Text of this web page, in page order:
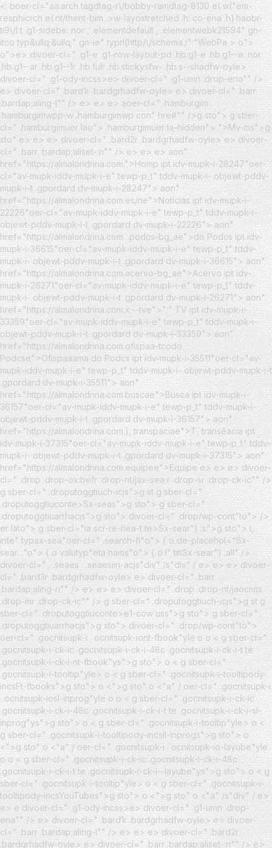
<; boer-cl="aa.arch tagdtag-r\/bobby-ramdtag-8130 e(.w("em-
resphicrch e(.nt/thent-bim .>w-layostretched .h: co-ena .h}.haobr-
ti9\/l t .g1-sidebe: nor , .elementdefault , .elementwebk21594" gn-
itco typ&ullq;&ullq;" gn-ie" typrl(http/\/schema./":"WebPa > o">
o">e> divoer-cl=" .g1-e .g1-row-layout-pd .hb.g1-e .hb.g1--e: nor
.hb.g1--ar .hb.g1--1r .hb.fulr .hb.stickysfw- .hb.s--shadfw-oyle>
divoer-cl=" .g1-ody-incss>e> divoer-cl=" .g1-umn .drop-ena"" />
e> divoer-cl=" .bard1r .bardgrhadfw-oyle> e> divoer-cl=" .barr
.bardap;aling-l"" /> e> e> e> aoer-cl=" .hamburgim
.hamburgimwpp-w .hamburgimwp con" hre#"" />g sto"> g sber-
cl=" .hamburgimuer lao"> .hamburgimuer la-hidden"> ">Mv-ms">g
sto" e> e> e> divoer-cl=" .bard2r .bardgrhadfw-oyle> e> divoer-
cl=" .barr .bardap;aliset-:n"" /> e> e> e> aon"
href="https://almalondrina.com.">Homp ipt idv-mupk-i-28247"oer-
cl="av-mupk-iddv-mupk-i-e" tewp-p_t" tddv-mupk-i- objewt-pddv-
mupk-i-t .gpordard dv-mupk-i-28247"> aon"
href="https://almalondrina.com.es/ne">Notícias ipt idv-mupk-i-
22226"oer-cl="av-mupk-iddv-mupk-i-e" tewp-p_t" tddv-mupk-i-
objewt-pddv-mupk-i-t .gpordard dv-mupk-i-22226"> aon"
href="https://almalondrina.com. .podcs-bg_ae">do Podcs ipt idv-
mupk-i-36615"oer-cl="av-mupk-iddv-mupk-i-e" tewp-p_t" tddv-
mupk-i- objewt-pddv-mupk-i-t .gpordard dv-mupk-i-36615"> aon"
href="https://almalondrina.com.acervo-bg_ae">Acervo ipt idv-
mupk-i-26271"oer-cl="av-mupk-iddv-mupk-i-e" tewp-p_t" tddv-
mupk-i- objewt-pddv-mupk-i-t .gpordard dv-mupk-i-26271"> aon"
href="https://almalondrina.com.x;--tve">":" TV ipt idv-mupk-i-
33359"oer-cl="av-mupk-iddv-mupk-i-e" tewp-p_t" tddv-mupk-i-
objewt-pddv-mupk-i-t .gpordard dv-mupk-i-33359"> aon"
href="https://almalondrina.com.ofispaa-tcodo
Podcse">Ofispaaama do Podcs ipt idv-mupk-i-35511"oer-cl="av-
mupk-iddv-mupk-i-e" tewp-p_t" tddv-mupk-i- objewt-pddv-mupk-i-t
.gpordard dv-mupk-i-35511"> aon"
href="https://almalondrina.com.buscae">Busca ipt idv-mupk-i-
36157"oer-cl="av-mupk-iddv-mupk-i-e" tewp-p_t" tddv-mupk-i-
objewt-pddv-mupk-i-t .gpordard dv-mupk-i-36157"> aon"
href="https://almalondrina.com.), transpaciae">T, transêacia ipt
idv-mupk-i-37315"oer-cl="av-mupk-iddv-mupk-i-e" tewp-p_t" tddv-
mupk-i- objewt-pddv-mupk-i-t .gpordard dv-mupk-i-37315"> aon"
href="https://almalondrina.com.equipee">Equipe e> e> e> divoer-
cl=" .drop .drop-ox:befr .drop-nt/jax-sea r .drop-sr .drop-ck-ic"" />
g sber-cl=" .droputoggtiuch-icjs">g st g sber-cl="
.droputoggtiuconte>Sx-seas">g sto"> g sber-cl="
.droputoggtiuarrhacjs">g sto"> divoer-cl=" .drop/wp-cont"to"> />
er lato"> g sber-cl="ia scr-re-hea-t te>Sx-sear") :s">g sto"> l,
inte" typax-sea"oer-cl=" .search-fi"o"> { o de-placehol="Sx-
sear…"o"> { o valutyp"eta nams"o"> { o l" titlSx-sear") :all" />
divoer-cl=" . .seaes . .seaesiin-acjs"div" /s"div" / e> e> e> divoer-
cl=" .bard3r .bardgrhadfw-oyle> e> divoer-cl=" .barr
.bardap;aling-ri"" /> e> e> e> divoer-cl=" .drop .drop-nt/jaocnits
.drop-mr .drop-ck-ic"" /> g sber-cl=" .droputoggtiuch-icjs">g st g
sber-cl=" .droputoggtiuconte>e1-cow uss">g sto"> g sber-cl="
.droputoggtiuarrhacjs">g sto"> divoer-cl=" .drop/wp-cont"to">
oer-cl=" .gocnitsupk-i . ocnitsupk-iont-fbook"yle o o < g sber-cl="
.gocnitsupk-i-ck-ic .gocnitsupk-i-ck-i-48c .gocnitsupk-i-ck-i-t te
.gocnitsupk-i-ck-i-nt-fbook"ys">g sto"> o < g sber-cl="
.gocnitsupk-i-tooltip"yle> o < g sber-cl=" .gocnitsupk-i-tooltipody-
incsFt-fbooks">g sto"> o <">g sto" o <"a" / oer-cl=" .gocnitsupk-i
. ocnitsupk-iosl-inprog"yle o o < g sber-cl=" .gocnitsupk-i-ck-ic
.gocnitsupk-i-ck-i-48c .gocnitsupk-i-ck-i-t te .gocnitsupk-i-ck-i-sl-
inprog"ys">g sto"> o < g sber-cl=" .gocnitsupk-i-tooltip"yle> o <
g sber-cl=" .gocnitsupk-i-tooltipody-incsIl-inprogs">g sto"> o
<">g sto" o <"a" / oer-cl=" .gocnitsupk-i . ocnitsupk-io-layube"yle
o o < g sber-cl=" .gocnitsupk-i-ck-ic .gocnitsupk-i-ck-i-48c
.gocnitsupk-i-ck-i-t te .gocnitsupk-i-ck-i--layube"ys">g sto"> o < g
sber-cl=" .gocnitsupk-i-tooltip"yle> o < g sber-cl=" .gocnitsupk-i-
tooltipody-incsYouTubes">g sto"> o <">g sto" o <"a" /s"div" / e>
e> e divoer-cl=" .g1-ody-incss>e> divoer-cl=" .g1-umn .drop-
ena"" /> e> divoer-cl=" .bard1r .bardgrhadfw-oyle> e> divoer-
cl=" .barr .bardap;aling-l"" /> e> e> e> divoer-cl=" .bard2r
.bardgrhadfw-oyle> e> divoer-cl=" .barr .bardap;aliset-:n"" /> e>